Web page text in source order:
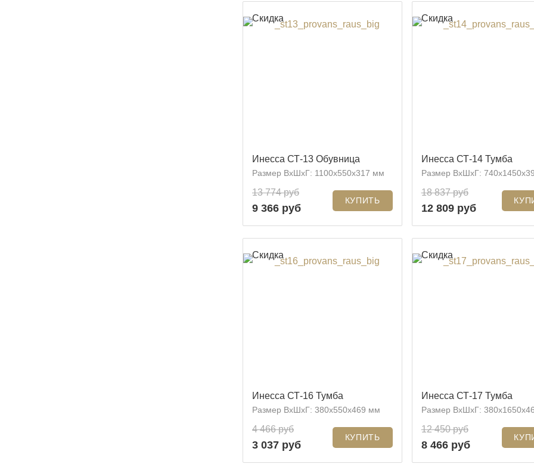
Скидка
Инесса СТ-13 Обувница
Размер ВхШхГ: 1100x550x317 мм
13 774 руб
9 366 руб
Скидка
Инесса СТ-14 Тумба
Размер ВхШхГ:
18 837 руб
12 809 руб
Скидка
Инесса СТ-16 Тумба
Размер ВхШхГ: 380x550x469 мм
4 466 руб
3 037 руб
Скидка
Инесса СТ-17 Тумба
Размер ВхШхГ:
12 450 руб
8 466 руб